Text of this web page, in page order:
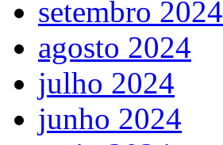
setembro 2024
agosto 2024
julho 2024
junho 2024